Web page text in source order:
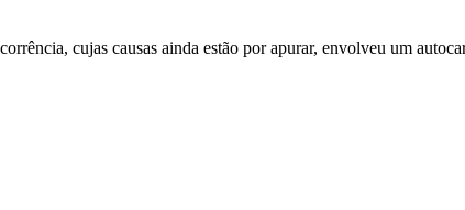
cujas causas ainda estão por apurar, envolveu um